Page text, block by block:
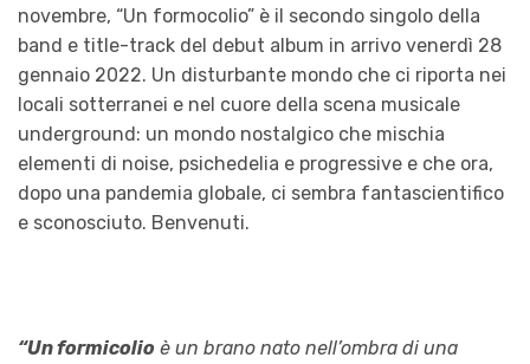
novembre, “Un formocolio” è il secondo singolo della
band e title-track del debut album in arrivo venerdì 28
gennaio 2022. Un disturbante mondo che ci riporta nei
locali sotterranei e nel cuore della scena musicale
underground: un mondo nostalgico che mischia
elementi di noise, psichedelia e progressive e che ora,
dopo una pandemia globale, ci sembra fantascientifico
e sconosciuto. Benvenuti.
“Un formicolio è un brano nato nell’ombra di una